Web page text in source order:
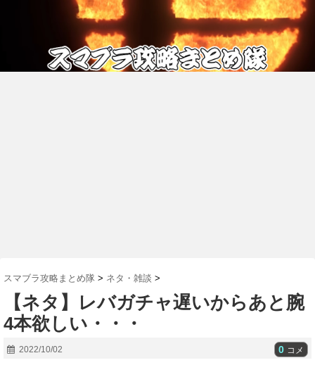
スマブラ攻略まとめ隊 > ネタ・雑談 >
【ネタ】レバガチャ遅いからあと腕
4本欲しい・・・
2022/10/02 0 コメ